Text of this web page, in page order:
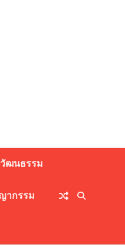
ฒนธรรม
ากรรม